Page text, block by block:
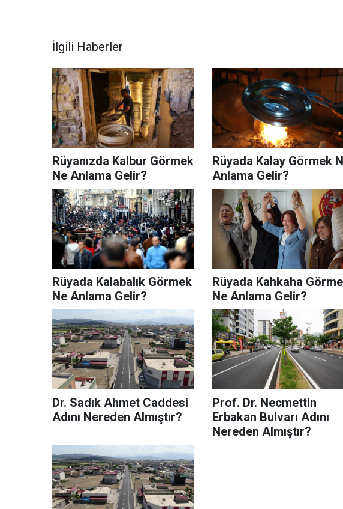
İlgili Haberler
Rüyanızda Kalbur Görmek
Ne Anlama Gelir?
Rüyada Kalay Görmek
Anlama Gelir?
Rüyada Kalabalık Görmek
Ne Anlama Gelir?
Rüyada Kahkaha
Ne Anlama Gelir?
Dr. Sadık Ahmet Caddesi
Adını Nereden Almıştır?
Prof. Dr. Necmettin
Erbakan Bulvarı Adını
Nereden Almıştır?